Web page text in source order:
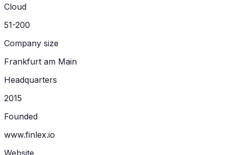
Cloud
51-200
Company size
Frankfurt am Main
Headquarters
2015
Founded
www.finlex.io